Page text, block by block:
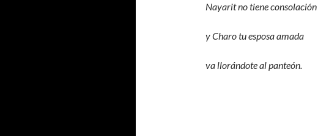
Nayarit no tiene consolación
y Charo tu esposa amada
va llorándote al panteón.